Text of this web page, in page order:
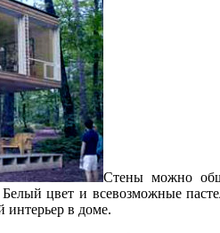
Стены можно
цвет и всевозможные
интерьер в доме.